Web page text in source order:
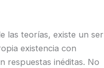
las teorías, existe un ser
existencia con
respuestas inéditas. No